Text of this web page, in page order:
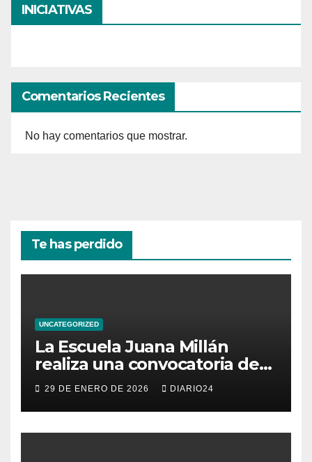
INICIATIVAS
Comentarios Recientes
No hay comentarios que mostrar.
Te has perdido
UNCATEGORIZED
La Escuela Juana Millán
realiza una convocatoria de
becas para mujeres
emprendedoras andaluzas
29 DE ENERO DE 2026 DIARIO24